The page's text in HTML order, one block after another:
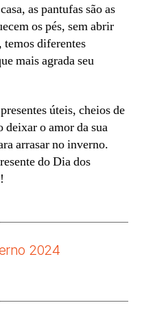
as pantufas são as
os pés, sem abrir
temos diferentes
mais agrada seu
úteis, cheios de
o amor da sua
arrasar no inverno.
do Dia dos
2024